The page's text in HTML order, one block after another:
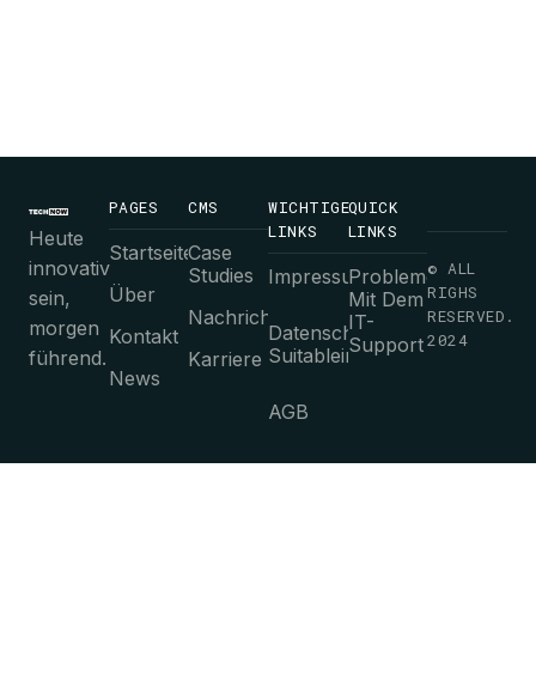
Heute
innovativ
sein,
morgen
führend.
PAGES
Startseite
Über
Kontakt
News
CMS
Case
Studies
Nachrichten
Karriere
WICHTIGE
LINKS
Impressum
Datenschutz-
Suitableimmungen
AGB
QUICK
LINKS
Probleme
Mit Dem
IT-
Support
© ALL
RIGHS
RESERVED.
2024